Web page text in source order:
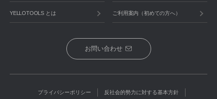
YELLOTOOLS とは ご利用案内（初めての方へ）
お問い合わせ
プライバシーポリシー 反社会的勢力に対する基本方針